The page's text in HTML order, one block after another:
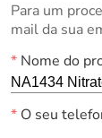
Para um
mail da sua
*Nome do
*O seu